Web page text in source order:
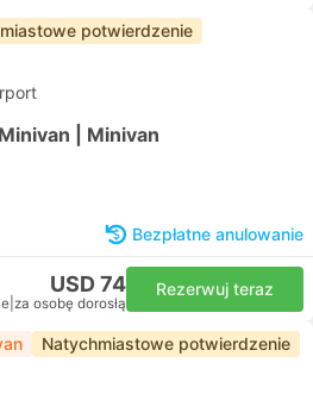
potwierdzenie
| Minivan
Bezpłatne anulowanie
USD 74
za osobę dorosłą
Rezerwuj teraz
Natychmiastowe potwierdzenie